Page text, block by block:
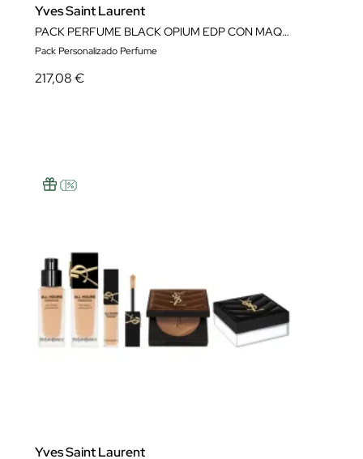
Yves Saint Laurent
PACK PERFUME BLACK OPIUM EDP CON MAQUILLAJE DE LUJO
Pack Personalizado Perfume
217,08 €
Yves Saint Laurent